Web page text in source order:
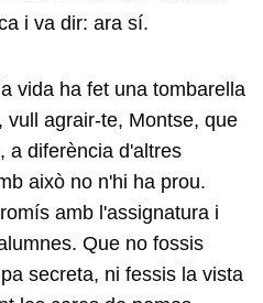
i va dir: ara sí.
vida ha fet una tombarella
vull agrair-te, Montse, que
a diferència d'altres
això no n'hi ha prou.
amb l'assignatura i
Que no fossis
secreta, ni fessis la vista